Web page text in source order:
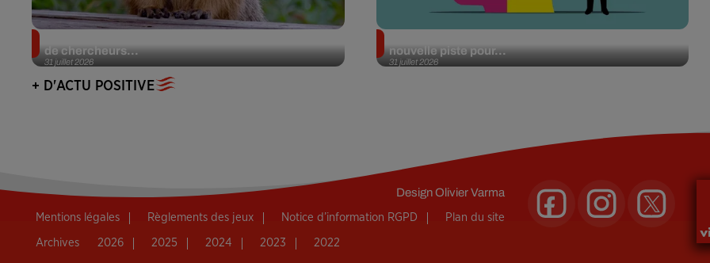
31 juillet 2026
de chercheurs...
31 juillet 2026
nouvelle piste pour...
+ D'ACTU POSITIVE
DesignOlivier Varma
Mentions légales Règlements des jeux Notice d’information RGPD Plan du site
Archives 2026 2025 2024 2023 2022